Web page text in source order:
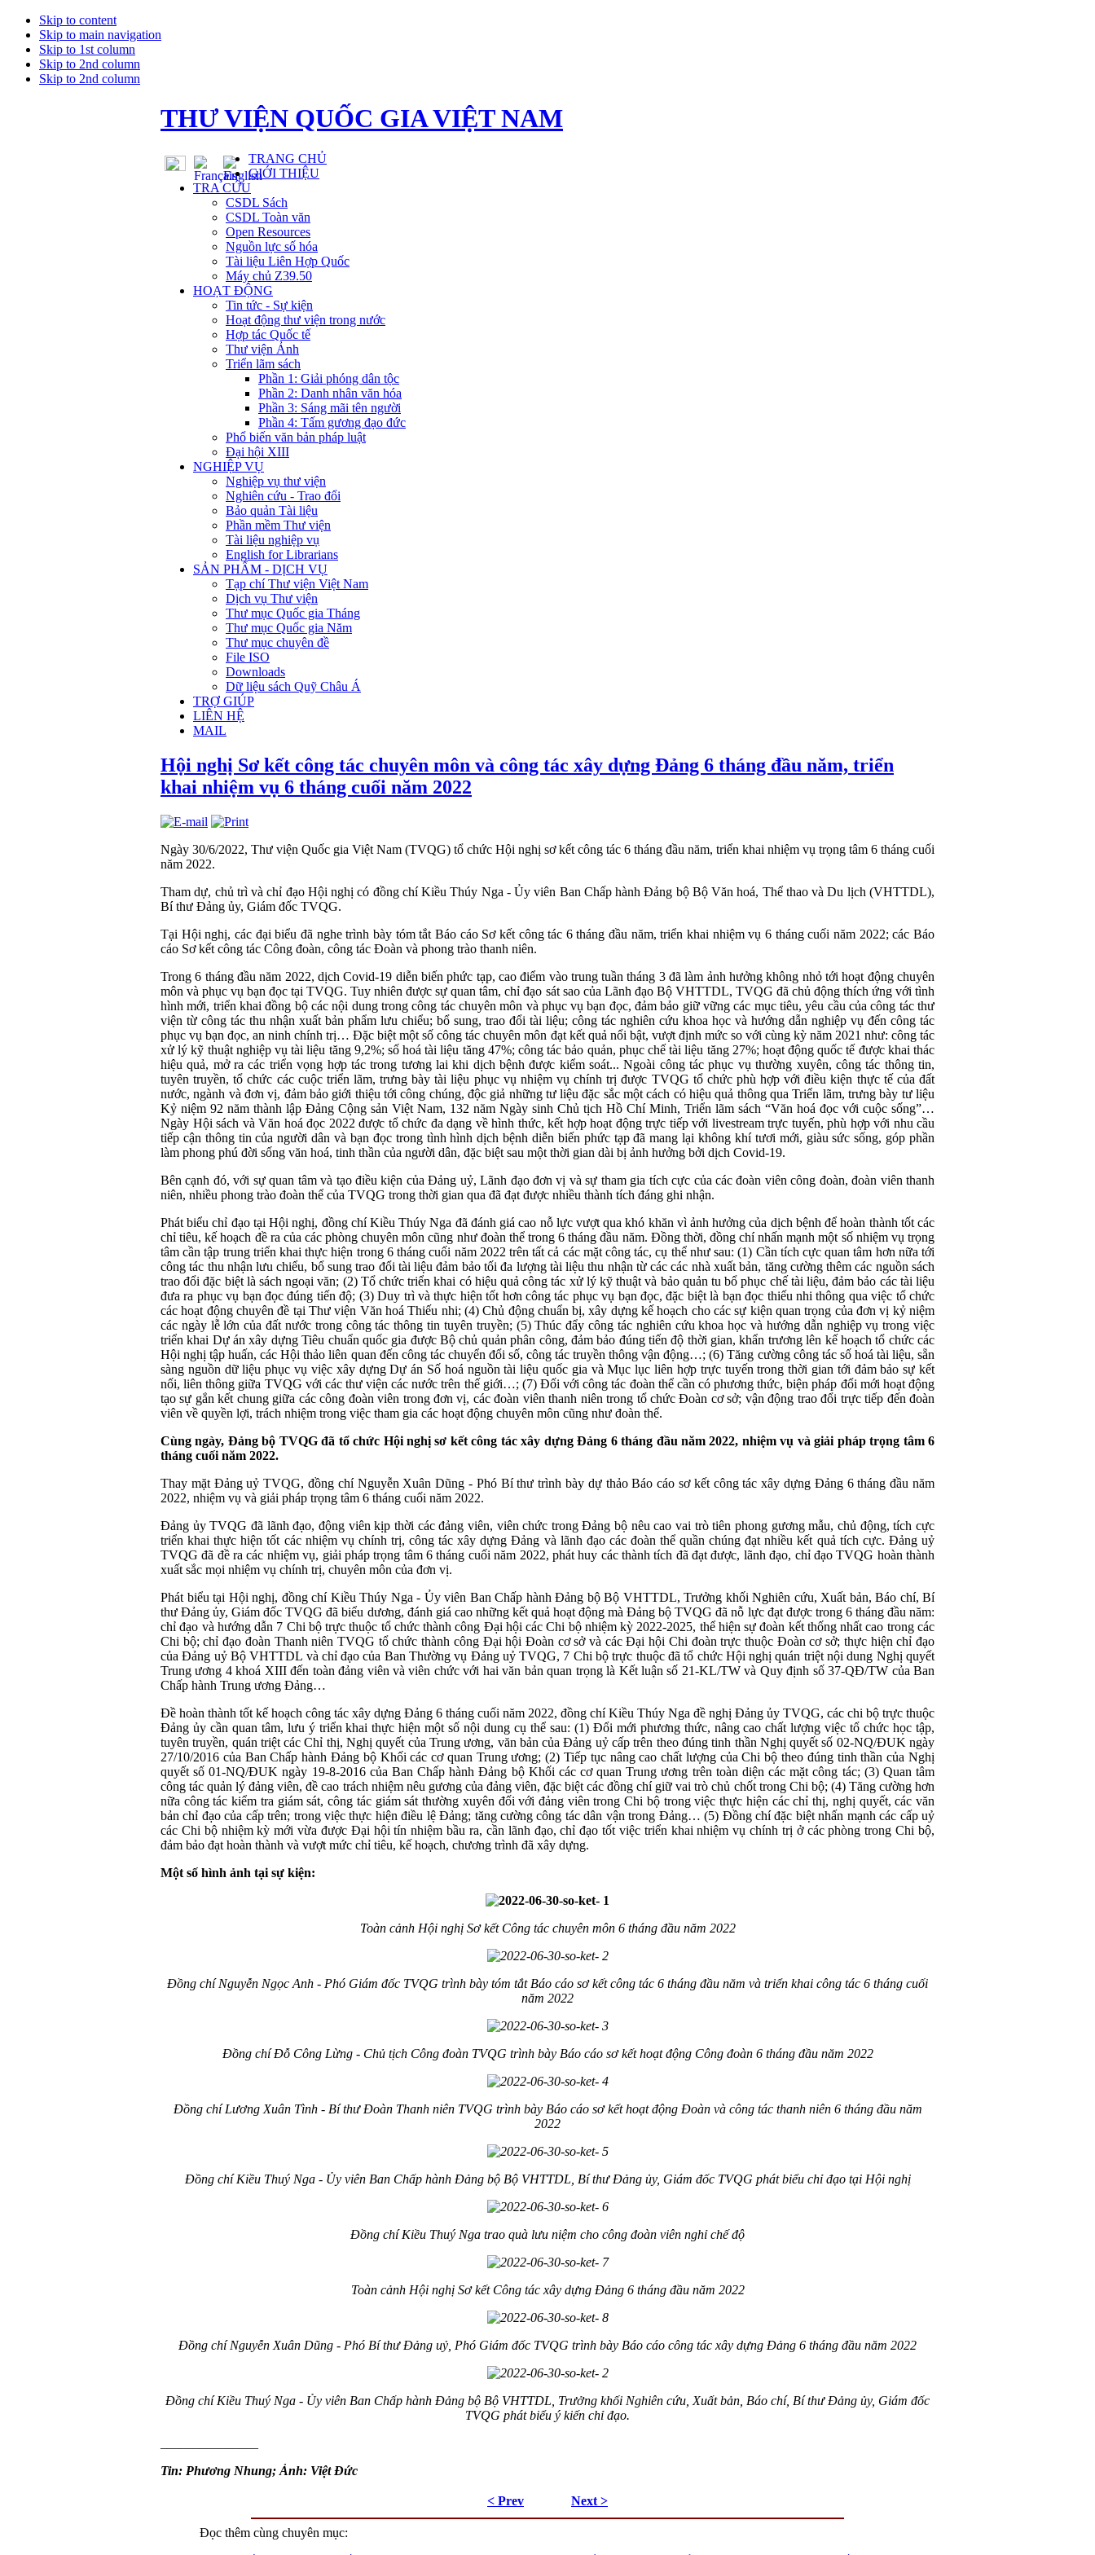
Skip to content
Skip to main navigation
Skip to 1st column
Skip to 2nd column
Skip to 2nd column
THƯ VIỆN QUỐC GIA VIỆT NAM
TRANG CHỦ
GIỚI THIỆU
TRA CỨU
CSDL Sách
CSDL Toàn văn
Open Resources
Nguồn lực số hóa
Tài liệu Liên Hợp Quốc
Máy chủ Z39.50
HOẠT ĐỘNG
Tin tức - Sự kiện
Hoạt động thư viện trong nước
Hợp tác Quốc tế
Thư viện Ảnh
Triển lãm sách
Phần 1: Giải phóng dân tộc
Phần 2: Danh nhân văn hóa
Phần 3: Sáng mãi tên người
Phần 4: Tấm gương đạo đức
Phổ biến văn bản pháp luật
Đại hội XIII
NGHIỆP VỤ
Nghiệp vụ thư viện
Nghiên cứu - Trao đổi
Bảo quản Tài liệu
Phần mềm Thư viện
Tài liệu nghiệp vụ
English for Librarians
SẢN PHẨM - DỊCH VỤ
Tạp chí Thư viện Việt Nam
Dịch vụ Thư viện
Thư mục Quốc gia Tháng
Thư mục Quốc gia Năm
Thư mục chuyên đề
File ISO
Downloads
Dữ liệu sách Quỹ Châu Á
TRỢ GIÚP
LIÊN HỆ
MAIL
Hội nghị Sơ kết công tác chuyên môn và công tác xây dựng Đảng 6 tháng đầu năm, triển
khai nhiệm vụ 6 tháng cuối năm 2022
Ngày 30/6/2022, Thư viện Quốc gia Việt Nam (TVQG) tổ chức Hội nghị sơ kết công tác 6 tháng đầu năm, triển khai nhiệm vụ trọng tâm 6 tháng cuối
năm 2022.
Tham dự, chủ trì và chỉ đạo Hội nghị có đồng chí Kiều Thúy Nga - Ủy viên Ban Chấp hành Đảng bộ Bộ Văn hoá, Thể thao và Du lịch (VHTTDL),
Bí thư Đảng ủy, Giám đốc TVQG.
Tại Hội nghị, các đại biểu đã nghe trình bày tóm tắt Báo cáo Sơ kết công tác 6 tháng đầu năm, triển khai nhiệm vụ 6 tháng cuối năm 2022; các Báo
cáo Sơ kết công tác Công đoàn, công tác Đoàn và phong trào thanh niên.
Trong 6 tháng đầu năm 2022, dịch Covid-19 diễn biến phức tạp, cao điểm vào trung tuần tháng 3 đã làm ảnh hưởng không nhỏ tới hoạt động chuyên
môn và phục vụ bạn đọc tại TVQG. Tuy nhiên được sự quan tâm, chỉ đạo sát sao của Lãnh đạo Bộ VHTTDL, TVQG đã chủ động thích ứng với tình
hình mới, triển khai đồng bộ các nội dung trong công tác chuyên môn và phục vụ bạn đọc, đảm bảo giữ vững các mục tiêu, yêu cầu của công tác thư
viện từ công tác thu nhận xuất bản phẩm lưu chiểu; bổ sung, trao đổi tài liệu; công tác nghiên cứu khoa học và hướng dẫn nghiệp vụ đến công tác
phục vụ bạn đọc, an ninh chính trị… Đặc biệt một số công tác chuyên môn đạt kết quả nổi bật, vượt định mức so với cùng kỳ năm 2021 như: công tác
xử lý kỹ thuật nghiệp vụ tài liệu tăng 9,2%; số hoá tài liệu tăng 47%; công tác bảo quản, phục chế tài liệu tăng 27%; hoạt động quốc tế được khai thác
hiệu quả, mở ra các triển vọng hợp tác trong tương lai khi dịch bệnh được kiểm soát... Ngoài công tác phục vụ thường xuyên, công tác thông tin,
tuyên truyền, tổ chức các cuộc triển lãm, trưng bày tài liệu phục vụ nhiệm vụ chính trị được TVQG tổ chức phù hợp với điều kiện thực tế của đất
nước, ngành và đơn vị, đảm bảo giới thiệu tới công chúng, độc giả những tư liệu đặc sắc một cách có hiệu quả thông qua Triển lãm, trưng bày tư liệu
Kỷ niệm 92 năm thành lập Đảng Cộng sản Việt Nam, 132 năm Ngày sinh Chủ tịch Hồ Chí Minh, Triển lãm sách “Văn hoá đọc với cuộc sống”…
Ngày Hội sách và Văn hoá đọc 2022 được tổ chức đa dạng về hình thức, kết hợp hoạt động trực tiếp với livestream trực tuyến, phù hợp với nhu cầu
tiếp cận thông tin của người dân và bạn đọc trong tình hình dịch bệnh diễn biến phức tạp đã mang lại không khí tươi mới, giàu sức sống, góp phần
làm phong phú đời sống văn hoá, tinh thần của người dân, đặc biệt sau một thời gian dài bị ảnh hưởng bởi dịch Covid-19.
Bên cạnh đó, với sự quan tâm và tạo điều kiện của Đảng uỷ, Lãnh đạo đơn vị và sự tham gia tích cực của các đoàn viên công đoàn, đoàn viên thanh
niên, nhiều phong trào đoàn thể của TVQG trong thời gian qua đã đạt được nhiều thành tích đáng ghi nhận.
Phát biểu chỉ đạo tại Hội nghị, đồng chí Kiều Thúy Nga đã đánh giá cao nỗ lực vượt qua khó khăn vì ảnh hưởng của dịch bệnh để hoàn thành tốt các
chỉ tiêu, kế hoạch đề ra của các phòng chuyên môn cũng như đoàn thể trong 6 tháng đầu năm. Đồng thời, đồng chí nhấn mạnh một số nhiệm vụ trọng
tâm cần tập trung triển khai thực hiện trong 6 tháng cuối năm 2022 trên tất cả các mặt công tác, cụ thể như sau: (1) Cần tích cực quan tâm hơn nữa tới
công tác thu nhận lưu chiểu, bổ sung trao đổi tài liệu đảm bảo tối đa lượng tài liệu thu nhận từ các các nhà xuất bản, tăng cường thêm các nguồn sách
trao đổi đặc biệt là sách ngoại văn; (2) Tổ chức triển khai có hiệu quả công tác xử lý kỹ thuật và bảo quản tu bổ phục chế tài liệu, đảm bảo các tài liệu
đưa ra phục vụ bạn đọc đúng tiến độ; (3) Duy trì và thực hiện tốt hơn công tác phục vụ bạn đọc, đặc biệt là bạn đọc thiếu nhi thông qua việc tổ chức
các hoạt động chuyên đề tại Thư viện Văn hoá Thiếu nhi; (4) Chủ động chuẩn bị, xây dựng kế hoạch cho các sự kiện quan trọng của đơn vị kỷ niệm
các ngày lễ lớn của đất nước trong công tác thông tin tuyên truyền; (5) Thúc đẩy công tác nghiên cứu khoa học và hướng dẫn nghiệp vụ trong việc
triển khai Dự án xây dựng Tiêu chuẩn quốc gia được Bộ chủ quản phân công, đảm bảo đúng tiến độ thời gian, khẩn trương lên kế hoạch tổ chức các
Hội nghị tập huấn, các Hội thảo liên quan đến công tác chuyển đổi số, công tác truyền thông vận động…; (6) Tăng cường công tác số hoá tài liệu, sẵn
sàng nguồn dữ liệu phục vụ việc xây dựng Dự án Số hoá nguồn tài liệu quốc gia và Mục lục liên hợp trực tuyến trong thời gian tới đảm bảo sự kết
nối, liên thông giữa TVQG với các thư viện các nước trên thế giới…; (7) Đối với công tác đoàn thể cần có phương thức, biện pháp đổi mới hoạt động
tạo sự gắn kết chung giữa các công đoàn viên trong đơn vị, các đoàn viên thanh niên trong tổ chức Đoàn cơ sở; vận động trao đổi trực tiếp đến đoàn
viên về quyền lợi, trách nhiệm trong việc tham gia các hoạt động chuyên môn cũng như đoàn thể.
Cùng ngày, Đảng bộ TVQG đã tổ chức Hội nghị sơ kết công tác xây dựng Đảng 6 tháng đầu năm 2022, nhiệm vụ và giải pháp trọng tâm 6
tháng cuối năm 2022.
Thay mặt Đảng uỷ TVQG, đồng chí Nguyễn Xuân Dũng - Phó Bí thư trình bày dự thảo Báo cáo sơ kết công tác xây dựng Đảng 6 tháng đầu năm
2022, nhiệm vụ và giải pháp trọng tâm 6 tháng cuối năm 2022.
Đảng ủy TVQG đã lãnh đạo, động viên kịp thời các đảng viên, viên chức trong Đảng bộ nêu cao vai trò tiên phong gương mẫu, chủ động, tích cực
triển khai thực hiện tốt các nhiệm vụ chính trị, công tác xây dựng Đảng và lãnh đạo các đoàn thể quần chúng đạt nhiều kết quả tích cực. Đảng uỷ
TVQG đã đề ra các nhiệm vụ, giải pháp trọng tâm 6 tháng cuối năm 2022, phát huy các thành tích đã đạt được, lãnh đạo, chỉ đạo TVQG hoàn thành
xuất sắc mọi nhiệm vụ chính trị, chuyên môn của đơn vị.
Phát biểu tại Hội nghị, đồng chí Kiều Thúy Nga - Ủy viên Ban Chấp hành Đảng bộ Bộ VHTTDL, Trưởng khối Nghiên cứu, Xuất bản, Báo chí, Bí
thư Đảng ủy, Giám đốc TVQG đã biểu dương, đánh giá cao những kết quả hoạt động mà Đảng bộ TVQG đã nỗ lực đạt được trong 6 tháng đầu năm:
chỉ đạo và hướng dẫn 7 Chi bộ trực thuộc tổ chức thành công Đại hội các Chi bộ nhiệm kỳ 2022-2025, thể hiện sự đoàn kết thống nhất cao trong các
Chi bộ; chỉ đạo đoàn Thanh niên TVQG tổ chức thành công Đại hội Đoàn cơ sở và các Đại hội Chi đoàn trực thuộc Đoàn cơ sở; thực hiện chỉ đạo
của Đảng uỷ Bộ VHTTDL và chỉ đạo của Ban Thường vụ Đảng uỷ TVQG, 7 Chi bộ trực thuộc đã tổ chức Hội nghị quán triệt nội dung Nghị quyết
Trung ương 4 khoá XIII đến toàn đảng viên và viên chức với hai văn bản quan trọng là Kết luận số 21-KL/TW và Quy định số 37-QĐ/TW của Ban
Chấp hành Trung ương Đảng…
Đề hoàn thành tốt kế hoạch công tác xây dựng Đảng 6 tháng cuối năm 2022, đồng chí Kiều Thúy Nga đề nghị Đảng ủy TVQG, các chi bộ trực thuộc
Đảng ủy cần quan tâm, lưu ý triển khai thực hiện một số nội dung cụ thể sau: (1) Đổi mới phương thức, nâng cao chất lượng việc tổ chức học tập,
tuyên truyền, quán triệt các Chỉ thị, Nghị quyết của Trung ương, văn bản của Đảng uỷ cấp trên theo đúng tinh thần Nghị quyết số 02-NQ/ĐUK ngày
27/10/2016 của Ban Chấp hành Đảng bộ Khối các cơ quan Trung ương; (2) Tiếp tục nâng cao chất lượng của Chi bộ theo đúng tinh thần của Nghị
quyết số 01-NQ/ĐUK ngày 19-8-2016 của Ban Chấp hành Đảng bộ Khối các cơ quan Trung ương trên toàn diện các mặt công tác; (3) Quan tâm
công tác quản lý đảng viên, đề cao trách nhiệm nêu gương của đảng viên, đặc biệt các đồng chí giữ vai trò chủ chốt trong Chi bộ; (4) Tăng cường hơn
nữa công tác kiểm tra giám sát, công tác giám sát thường xuyên đối với đảng viên trong Chi bộ trong việc thực hiện các chỉ thị, nghị quyết, các văn
bản chỉ đạo của cấp trên; trong việc thực hiện điều lệ Đảng; tăng cường công tác dân vận trong Đảng… (5) Đồng chí đặc biệt nhấn mạnh các cấp uỷ
các Chi bộ nhiệm kỳ mới vừa được Đại hội tín nhiệm bầu ra, cần lãnh đạo, chỉ đạo tốt việc triển khai nhiệm vụ chính trị ở các phòng trong Chi bộ,
đảm bảo đạt hoàn thành và vượt mức chỉ tiêu, kế hoạch, chương trình đã xây dựng.
Một số hình ảnh tại sự kiện:
Toàn cảnh Hội nghị Sơ kết Công tác chuyên môn 6 tháng đầu năm 2022
Đồng chí Nguyễn Ngọc Anh - Phó Giám đốc TVQG trình bày tóm tắt Báo cáo sơ kết công tác 6 tháng đầu năm và triển khai công tác 6 tháng cuối
năm 2022
Đồng chí Đỗ Công Lừng - Chủ tịch Công đoàn TVQG trình bày Báo cáo sơ kết hoạt động Công đoàn 6 tháng đầu năm 2022
Đồng chí Lương Xuân Tình - Bí thư Đoàn Thanh niên TVQG trình bày Báo cáo sơ kết hoạt động Đoàn và công tác thanh niên 6 tháng đầu năm
2022
Đồng chí Kiều Thuý Nga - Ủy viên Ban Chấp hành Đảng bộ Bộ VHTTDL, Bí thư Đảng ủy, Giám đốc TVQG phát biểu chỉ đạo tại Hội nghị
Đồng chí Kiều Thuý Nga trao quà lưu niệm cho công đoàn viên nghỉ chế độ
Toàn cảnh Hội nghị Sơ kết Công tác xây dựng Đảng 6 tháng đầu năm 2022
Đồng chí Nguyễn Xuân Dũng - Phó Bí thư Đảng uỷ, Phó Giám đốc TVQG trình bày Báo cáo công tác xây dựng Đảng 6 tháng đầu năm 2022
Đồng chí Kiều Thuý Nga - Ủy viên Ban Chấp hành Đảng bộ Bộ VHTTDL, Trưởng khối Nghiên cứu, Xuất bản, Báo chí, Bí thư Đảng ủy, Giám đốc
TVQG phát biểu ý kiến chỉ đạo.
Tin: Phương Nhung; Ảnh: Việt Đức
< Prev Next >
Đọc thêm cùng chuyên mục: